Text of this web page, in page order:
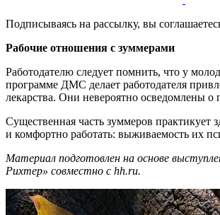
Подписываясь на рассылку, вы
Рабочие отношения с зуммерами
Работодателю следует помнить, что у
программе ДМС делает работодателя
лекарства. Они невероятно осведомлены о
Существенная часть зуммеров
и комфортно работать: выживаемость их
Материал подготовлен на основе
Рихтер» совместно с hh.ru.